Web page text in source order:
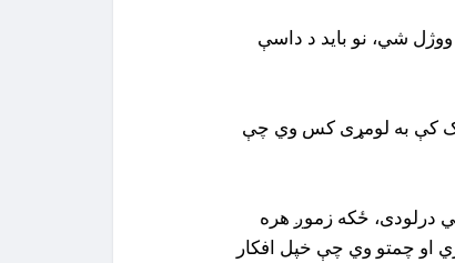
شي، نو باید د داسې
کې به لومړی کس وي چې
درلودی، ځکه زموږ هره
او چمتو وي چې خپل افکار